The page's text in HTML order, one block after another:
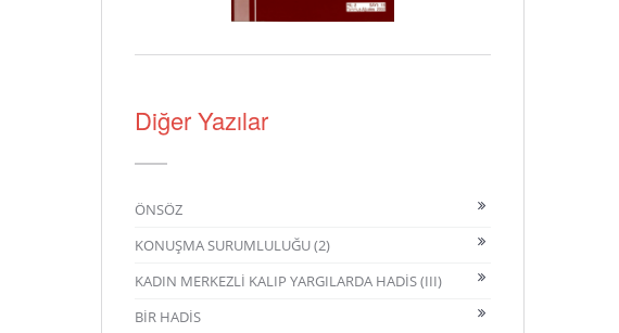
Diğer Yazılar
ÖNSÖZ
KONUŞMA SURUMLULUĞU (2)
KADIN MERKEZLİ KALIP YARGILARDA HADİS (III)
BİR HADİS